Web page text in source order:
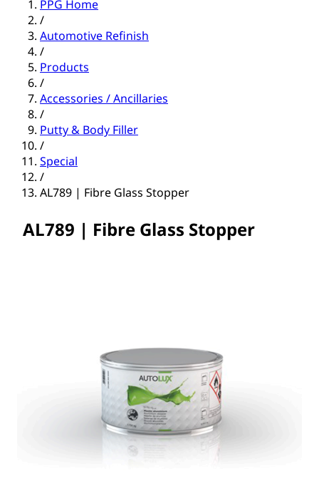
PPG Home
/
Automotive Refinish
/
Products
/
Accessories / Ancillaries
/
Putty & Body Filler
/
Special
/
AL789 | Fibre Glass Stopper
AL789 | Fibre Glass Stopper